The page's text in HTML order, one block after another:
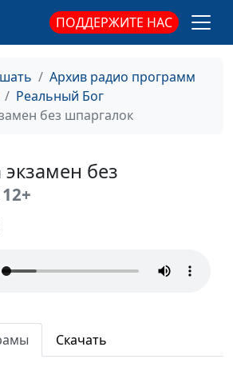
ПОДДЕРЖИТЕ НАС
Архив радио программ
Реальный Бог
без шпаргалок
экзамен без
12+
Скачать
священнослужитель
Андрей Васенёв,
#102
Евгений Кафтанов,
Евгений Кафтанов,
Виталий Овчинников #98
Татьяна Быкова #96